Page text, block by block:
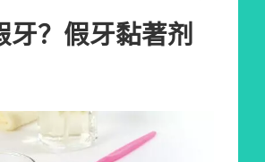
牙？假牙黏著剂